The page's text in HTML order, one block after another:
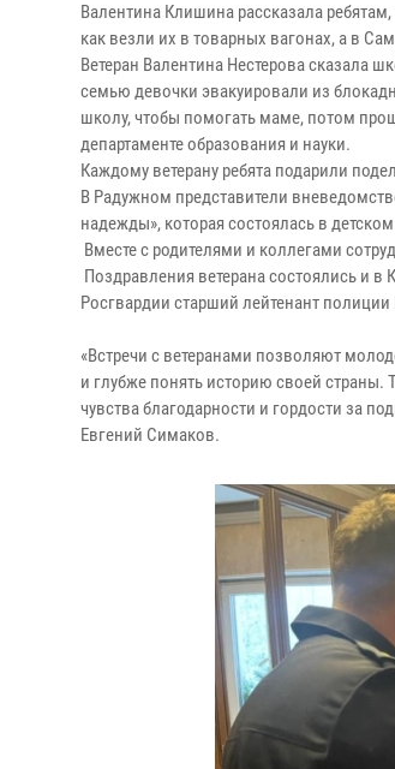
Валентина Клишина рассказала
как везли их в товарных вагонах, а в
Ветеран Валентина Нестерова сказала
семью девочки эвакуировали из
школу, чтобы помогать маме, потом
департаменте образования и науки.
Каждому ветерану ребята подарили
В Радужном представители
надежды», которая состоялась в детском
Вместе с родителями и коллегами
Поздравления ветерана состоялись и
Росгвардии старший лейтенант
«Встречи с ветеранами позволяют
и глубже понять историю своей
чувства благодарности и гордости за
Евгений Симаков.